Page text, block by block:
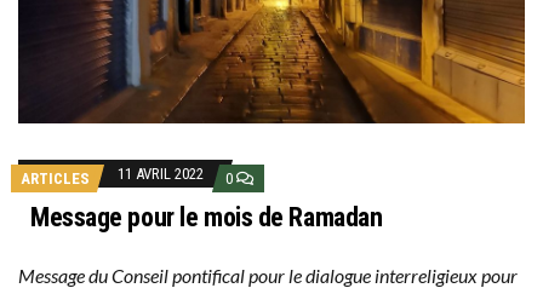
ARTICLES 11 AVRIL 2022 0
Message pour le mois de Ramadan
Message du Conseil pontifical pour le dialogue interreligieux pour